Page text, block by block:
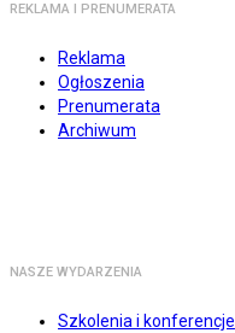
REKLAMA I PRENUMERATA
Reklama
Ogłoszenia
Prenumerata
Archiwum
NASZE WYDARZENIA
Szkolenia i konferencje